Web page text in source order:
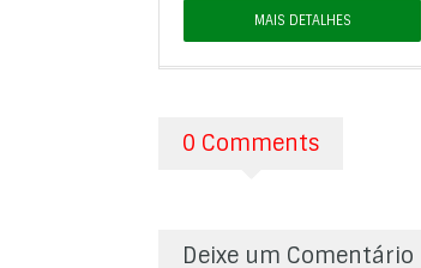
MAIS DETALHES
0 Comments
Deixe um Comentário